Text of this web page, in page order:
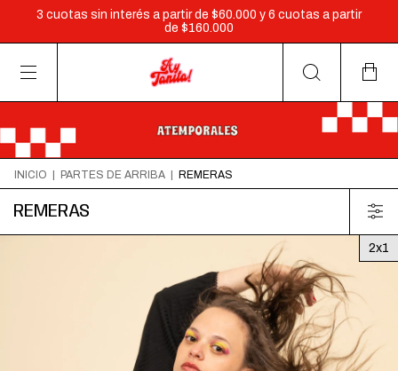
3 cuotas sin interés a partir de $60.000 y 6 cuotas a partir
de $160.000
INICIO | PARTES DE ARRIBA | REMERAS
REMERAS
2x1